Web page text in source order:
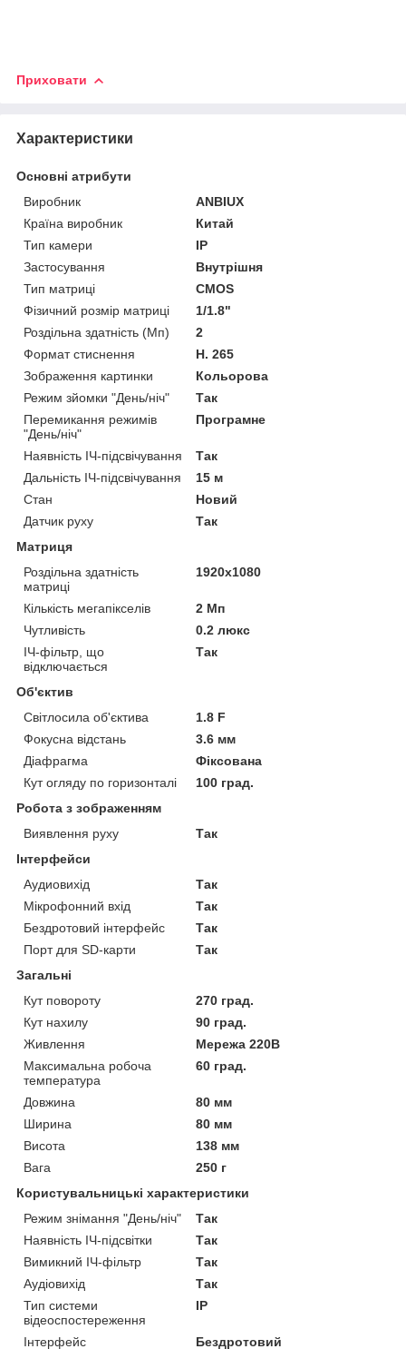
Приховати
Характеристики
Основні атрибути
Виробник
ANBIUX
Країна виробник
Китай
Тип камери
IP
Застосування
Внутрішня
Тип матриці
CMOS
Фізичний розмір матриці
1/1.8"
Роздільна здатність (Мп)
2
Формат стиснення
H. 265
Зображення картинки
Кольорова
Режим зйомки "День/ніч"
Так
Перемикання режимів
"День/ніч"
Програмне
Наявність ІЧ-підсвічування
Так
Дальність ІЧ-підсвічування
15 м
Стан
Новий
Датчик руху
Так
Матриця
Роздільна здатність
матриці
1920x1080
Кількість мегапікселів
2 Мп
Чутливість
0.2 люкс
ІЧ-фільтр, що
відключається
Так
Об'єктив
Світлосила об'єктива
1.8 F
Фокусна відстань
3.6 мм
Діафрагма
Фіксована
Кут огляду по горизонталі
100 град.
Робота з зображенням
Виявлення руху
Так
Інтерфейси
Аудиовихід
Так
Мікрофонний вхід
Так
Бездротовий інтерфейс
Так
Порт для SD-карти
Так
Загальні
Кут повороту
270 град.
Кут нахилу
90 град.
Живлення
Мережа 220В
Максимальна робоча
температура
60 град.
Довжина
80 мм
Ширина
80 мм
Висота
138 мм
Вага
250 г
Користувальницькі характеристики
Режим знімання "День/ніч"
Так
Наявність ІЧ-підсвітки
Так
Вимикний ІЧ-фільтр
Так
Аудіовихід
Так
Тип системи
відеоспостереження
IP
Інтерфейс Бездротовий